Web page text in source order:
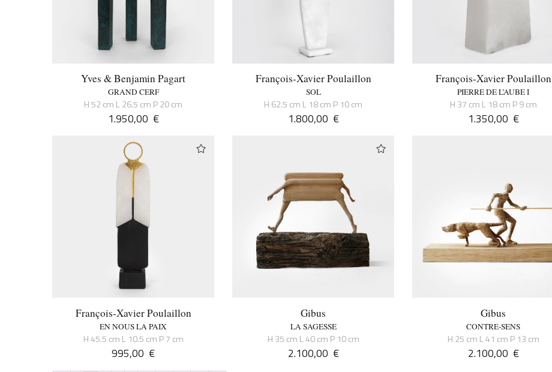
Yves & Benjamin Pagart
GRAND CERF
H 52 cm L 26.5 cm P 20 cm
1.950,00 €
François-Xavier Poulaillon
SOL
H 62.5 cm L 18 cm P 10 cm
1.800,00 €
François-Xavier Poulaillon
PIERRE DE L’AUBE I
H 37 cm L 18 cm P 9 cm
1.350,00 €
François-Xavier Poulaillon
EN NOUS LA PAIX
H 45.5 cm L 10.5 cm P 7 cm
995,00 €
Gibus
LA SAGESSE
H 35 cm L 40 cm P 10 cm
2.100,00 €
Gibus
CONTRE-SENS
H 25 cm L 41 cm P 13 cm
2.100,00 €